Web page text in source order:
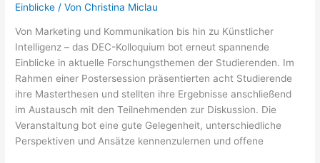
Einblicke / VonChristina Miclau
Von Marketing und Kommunikation bis hin zu Künstlicher
Intelligenz – das DEC-Kolloquium bot erneut spannende
Einblicke in aktuelle Forschungsthemen der Studierenden. Im
Rahmen einer Postersession präsentierten acht Studierende
ihre Masterthesen und stellten ihre Ergebnisse anschließend
im Austausch mit den Teilnehmenden zur Diskussion. Die
Veranstaltung bot eine gute Gelegenheit, unterschiedliche
Perspektiven und Ansätze kennenzulernen und offene